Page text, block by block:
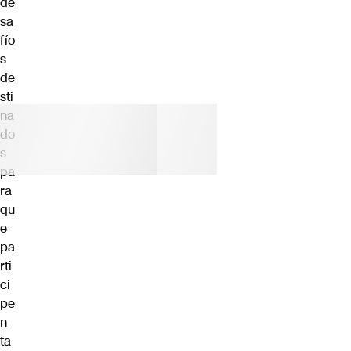
sa
fío
s
de
sti
na
do
s
pa
ra
qu
e
pa
rti
ci
pe
n
ta